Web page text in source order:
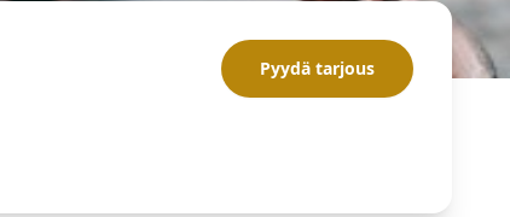
Pyydä tarjous